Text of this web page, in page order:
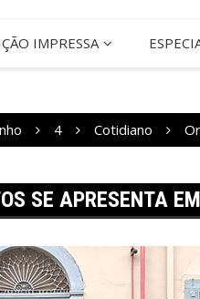
IMPRESSA
4 Cotidiano
SE APRESENTA